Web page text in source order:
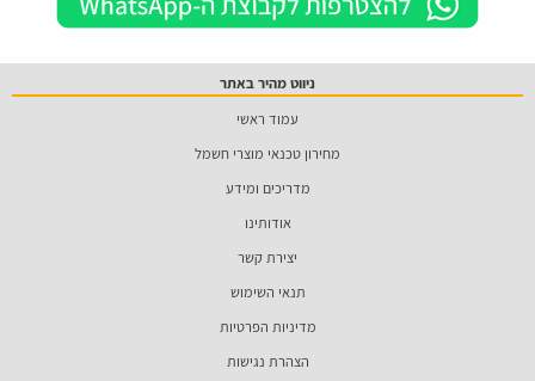
ניווט מהיר באתר
עמוד ראשי
מחירון טכנאי מוצרי חשמל
מדריכים ומידע
אודותינו
יצירת קשר
תנאי השימוש
מדיניות הפרטיות
הצהרת נגישות